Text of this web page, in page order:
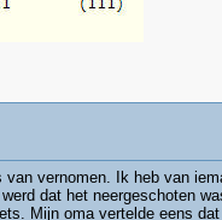
vernomen. Ik heb van
dat het neergeschoten
Mijn oma vertelde eens